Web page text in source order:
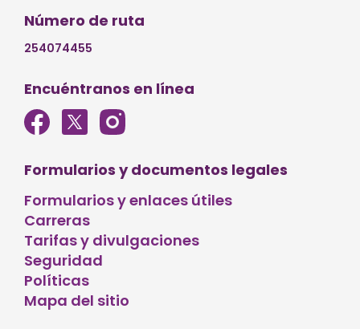
Número de ruta
254074455
Encuéntranos en línea
Formularios y documentos legales
Formularios y enlaces útiles
Carreras
Tarifas y divulgaciones
Seguridad
Políticas
Mapa del sitio